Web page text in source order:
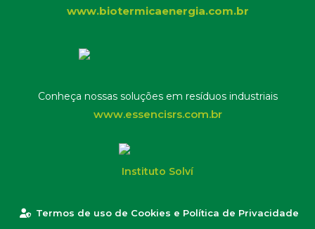
www.biotermicaenergia.com.br
Conheça nossas soluções em resíduos industriais
www.essencisrs.com.br
Instituto Solví
Termos de uso de Cookies e Política de Privacidade